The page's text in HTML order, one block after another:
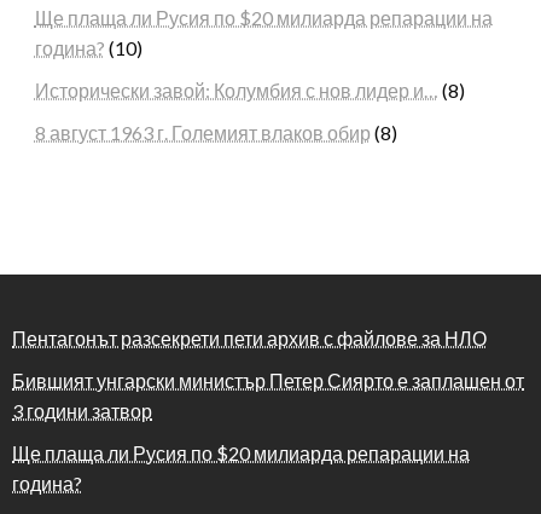
Ще плаща ли Русия по $20 милиарда репарации на
година? (10)
Исторически завой: Колумбия с нов лидер и… (8)
8 август 1963 г. Големият влаков обир (8)
Пентагонът разсекрети пети архив с файлове за НЛО
Бившият унгарски министър Петер Сиярто е заплашен от
3 години затвор
Ще плаща ли Русия по $20 милиарда репарации на
година?